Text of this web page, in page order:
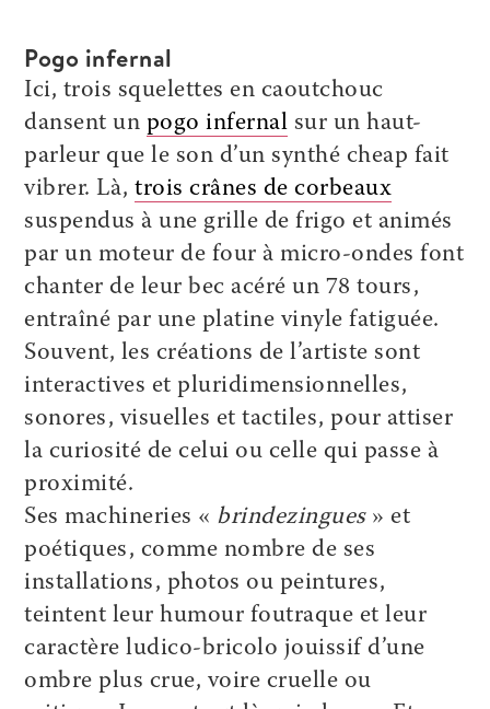
Pogo infernal
Ici, trois squelettes en caoutchouc
dansent un pogo infernal sur un haut-
parleur que le son d’un synthé cheap fait
vibrer. Là,trois crânes de corbeaux
suspendus à une grille de frigo et animés
par un moteur de four à micro-ondes font
chanter de leur bec acéré un 78 tours,
entraîné par une platine vinyle fatiguée.
Souvent, les créations de l’artiste sont
interactives et pluridimensionnelles,
sonores, visuelles et tactiles, pour attiser
la curiosité de celui ou celle qui passe à
proximité.
Ses machineries « brindezingues» et
poétiques, comme nombre de ses
installations, photos ou peintures,
teintent leur humour foutraque et leur
caractère ludico-bricolo jouissif d’une
ombre plus crue, voire cruelle ou